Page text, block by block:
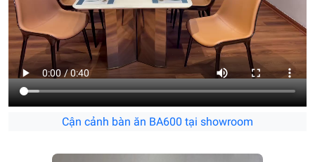
Cận cảnh bàn ăn BA600 tại showroom